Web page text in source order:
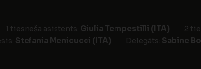
1 tiesneša asistents: Giulia Tempestilli (ITA)
2
Stefania Menicucci (ITA) Delegāts: Sabine